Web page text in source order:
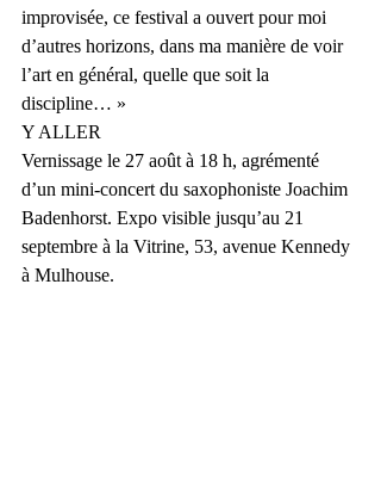
improvisée, ce festival a ouvert pour moi
d’autres horizons, dans ma manière de voir
l’art en général, quelle que soit la
discipline… »
Y ALLER
Vernissage le 27 août à 18 h, agrémenté
d’un mini-concert du saxophoniste Joachim
Badenhorst. Expo visible jusqu’au 21
septembre à la Vitrine, 53, avenue Kennedy
à Mulhouse.